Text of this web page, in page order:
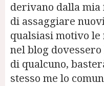
derivano dalla mia
di assaggiare
qualsiasi motivo
nel blog
di qualcuno,
stesso me lo